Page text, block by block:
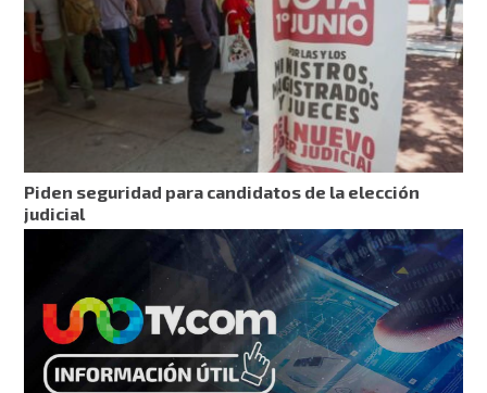
Piden seguridad para candidatos de la elección
judicial